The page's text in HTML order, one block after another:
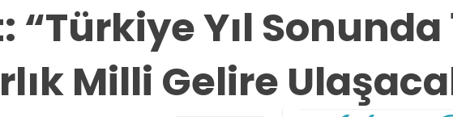
Yıl Sonunda
Milli Gelire